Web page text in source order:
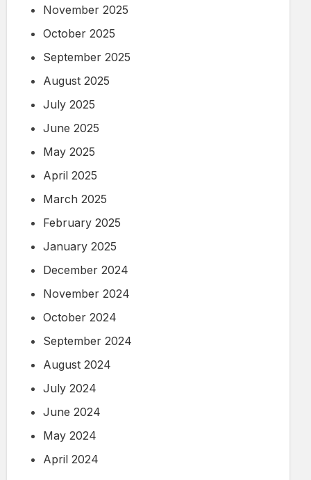
November 2025
October 2025
September 2025
August 2025
July 2025
June 2025
May 2025
April 2025
March 2025
February 2025
January 2025
December 2024
November 2024
October 2024
September 2024
August 2024
July 2024
June 2024
May 2024
April 2024